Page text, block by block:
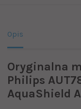
Opis
Oryginalna
Philips
AquaShield